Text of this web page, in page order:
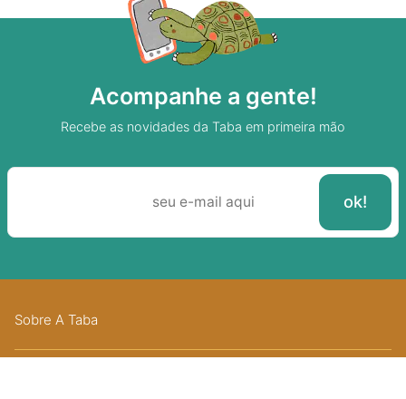
Acompanhe a gente!
Recebe as novidades da Taba em primeira mão
Sobre A Taba